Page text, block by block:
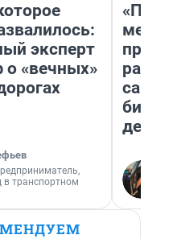
эксперт
о «вечных»
в транспортном